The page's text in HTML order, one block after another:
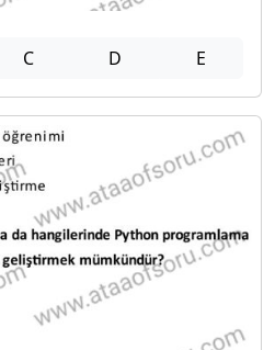
C D E